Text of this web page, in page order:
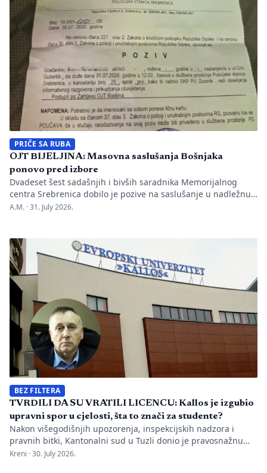
Nakon ranije podnesenih krivičnih prijava i tužbi za klevetu
protiv Anise Mahmutović i odgovornih osoba […]
PRIČE SA RUBA
OJT BIJELJINA: Masovna saslušanja Bošnjaka
ponovo pred izbore
Dvadeset šest sadašnjih i bivših saradnika Memorijalnog
centra Srebrenica dobilo je pozive na saslušanje u nadležnu
policijsku stanicu po nalogu Okružnog javnog tužilaštva u
nakon predstavljanja godišnjeg Izvještaja o negiranju
genocida. Iz Memorijalnog centra upozoravaju da se
istovremeno pozivanje […]
A.M. ·31. July 2026.
BEZ FILTERA
TVRDILI DA SU VRATILI LICENCU: Kallos je izgubio
upravni spor u cjelosti, šta to znači za studente?
Nakon višegodišnjih upozorenja, inspekcijskih nadzora i
pravnih bitki, Kantonalni sud u Tuzli donio je pravosnažnu
presudu kojom se definitivno potvrđuje trajna zabrana rada
Kreni ·30. July 2026.